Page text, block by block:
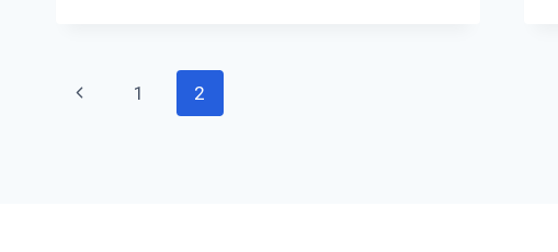
Sivunavigointi
Edellinen
1 2